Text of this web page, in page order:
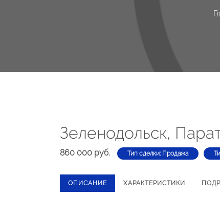
Зеленодольск,
860 000 руб. Тип сделки: Продажа
ОПИСАНИЕ ХАРАКТЕРИСТИКИ